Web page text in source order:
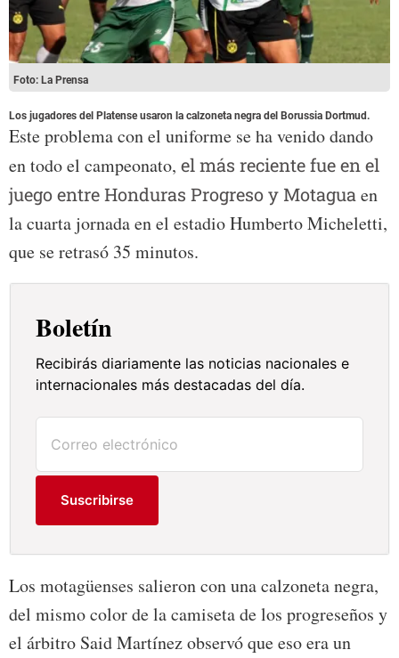
Foto: La Prensa
Los jugadores del Platense usaron la calzoneta negra del Borussia Dortmud.
Este problema con el uniforme se ha venido dando
en todo el campeonato, el más reciente fue en el
juego entre Honduras Progreso y Motaguaen
la cuarta jornada en el estadio Humberto Micheletti,
que se retrasó 35 minutos.
Boletín
Recibirás diariamente las noticias nacionales e
internacionales más destacadas del día.
Suscribirse
Los motagüenses salieron con una calzoneta negra,
del mismo color de la camiseta de los progreseños y
el árbitro Said Martínez observó que eso era un